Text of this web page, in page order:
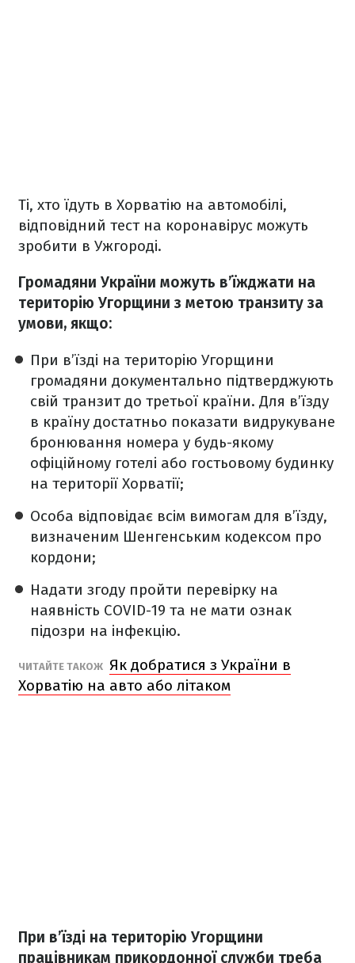
Ті, хто їдуть в Хорватію на автомобілі,
відповідний тест на коронавірус можуть
зробити в Ужгороді.
Громадяни України можуть в’їжджати на
територію Угорщини з метою транзиту за
умови, якщо:
При в’їзді на територію Угорщини
громадяни документально підтверджують
свій транзит до третьої країни. Для в’їзду
в країну достатньо показати видрукуване
бронювання номера у будь-якому
офіційному готелі або гостьовому будинку
на території Хорватії;
Особа відповідає всім вимогам для в’їзду,
визначеним Шенгенським кодексом про
кордони;
Надати згоду пройти перевірку на
наявність COVID-19 та не мати ознак
підозри на інфекцію.
ЧИТАЙТЕ ТАКОЖ Як добратися з України в
Хорватію на авто або літаком
При в’їзді на територію Угорщини
працівникам прикордонної служби треба